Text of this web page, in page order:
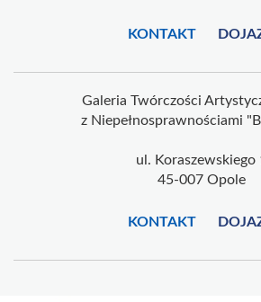
KONTAKT
Galeria Twórczości
z Niepełnosprawnościami
ul. Koraszewskiego
45-007 Opole
KONTAKT